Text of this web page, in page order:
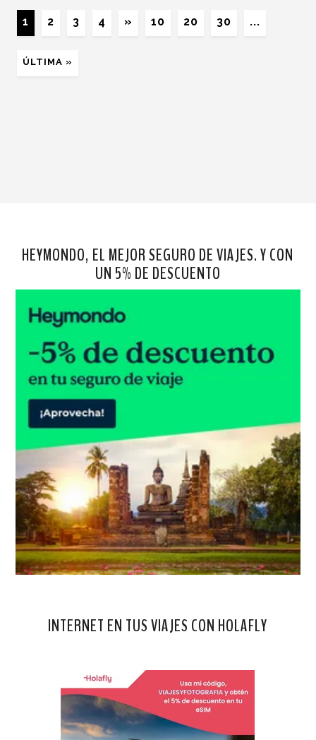
1 2 3 4 » 10 20 30 ...
ÚLTIMA »
HEYMONDO, EL MEJOR SEGURO DE VIAJES. Y CON
UN 5% DE DESCUENTO
INTERNET EN TUS VIAJES CON HOLAFLY